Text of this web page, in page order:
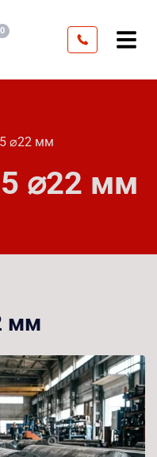
0
⌀22 мм
⌀22 мм
мм